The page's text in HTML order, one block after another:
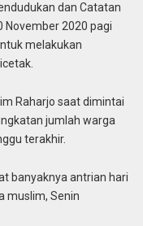
dan Catatan
November 2020 pagi
melakukan
Raharjo saat dimintai
jumlah warga
terakhir.
banyaknya antrian hari
muslim, Senin